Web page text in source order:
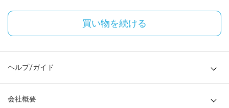
買い物を続ける
ヘルプ/ガイド
会社概要